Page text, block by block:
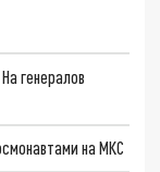
генералов
на МКС